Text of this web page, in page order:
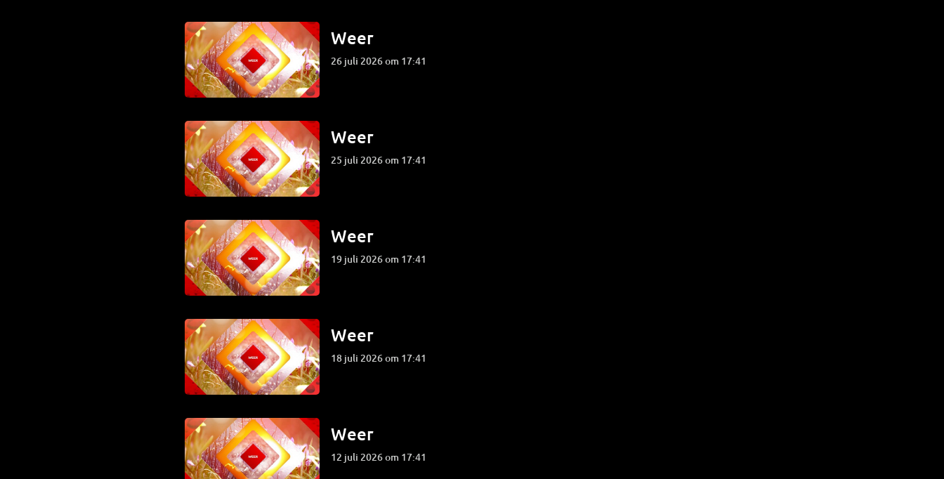
Weer
26 juli 2026 om 17:41
Weer
25 juli 2026 om 17:41
Weer
19 juli 2026 om 17:41
Weer
18 juli 2026 om 17:41
Weer
12 juli 2026 om 17:41